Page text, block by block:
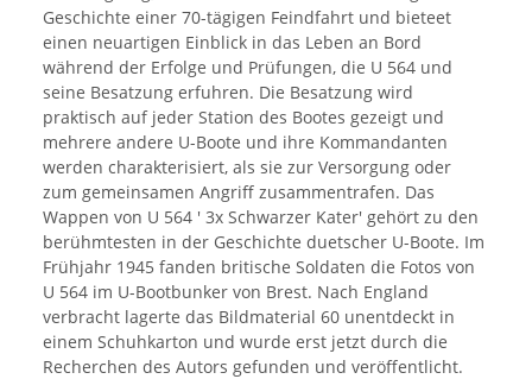
Geschichte einer 70-tägigen Feindfahrt und bieteet
einen neuartigen Einblick in das Leben an Bord
während der Erfolge und Prüfungen, die U 564 und
seine Besatzung erfuhren. Die Besatzung wird
praktisch auf jeder Station des Bootes gezeigt und
mehrere andere U-Boote und ihre Kommandanten
werden charakterisiert, als sie zur Versorgung oder
zum gemeinsamen Angriff zusammentrafen. Das
Wappen von U 564 ' 3x Schwarzer Kater' gehört zu den
berühmtesten in der Geschichte duetscher U-Boote. Im
Frühjahr 1945 fanden britische Soldaten die Fotos von
U 564 im U-Bootbunker von Brest. Nach England
verbracht lagerte das Bildmaterial 60 unentdeckt in
einem Schuhkarton und wurde erst jetzt durch die
Recherchen des Autors gefunden und veröffentlicht.